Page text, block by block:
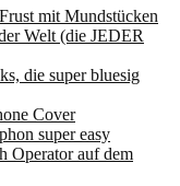
mit Mundstücken
Welt (die JEDER
die super bluesig
Cover
super easy
Operator auf dem